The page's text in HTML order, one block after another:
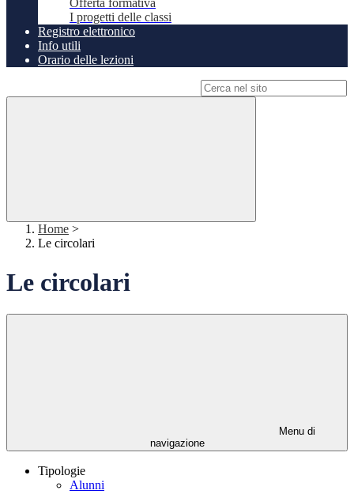
Offerta formativa
I progetti delle classi
Registro elettronico
Info utili
Orario delle lezioni
Home >
Le circolari
Le circolari
Menu di
navigazione
Tipologie
Alunni